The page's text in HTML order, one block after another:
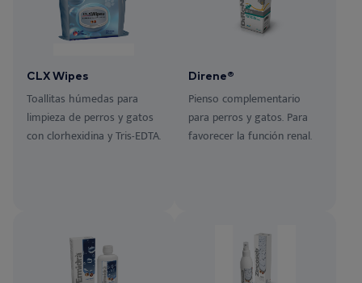
CLX Wipes
Toallitas húmedas para
limpieza de perros y gatos
con clorhexidina y Tris-EDTA.
Direne®
Pienso complementario
para perros y gatos. Para
favorecer la función renal.